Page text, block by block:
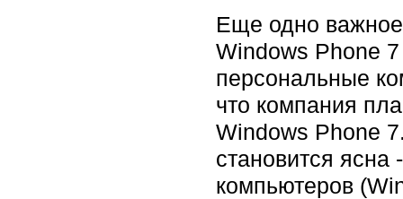
Еще одно важное
Windows Phone
персональные
что компания
Windows Phone
становится
компьютеров